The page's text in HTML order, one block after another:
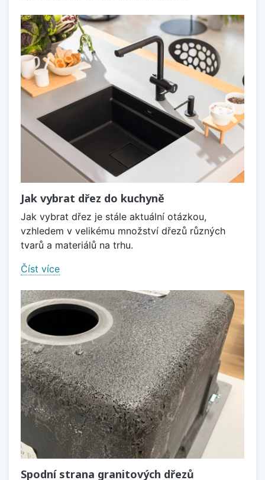
Jak vybrat dřez do kuchyně
Jak vybrat dřez je stále aktuální otázkou,
vzhledem v velikému množství dřezů různých
tvarů a materiálů na trhu.
Číst více
Spodní strana granitových dřezů